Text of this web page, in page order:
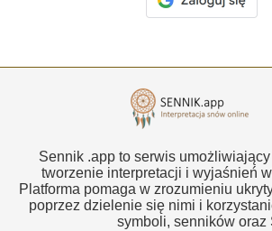
Sennik .app to serwis
tworzenie interpretacji i wyjaśnień
Platforma pomaga w zrozumieniu
poprzez dzielenie się nimi i
symboli, senników oraz